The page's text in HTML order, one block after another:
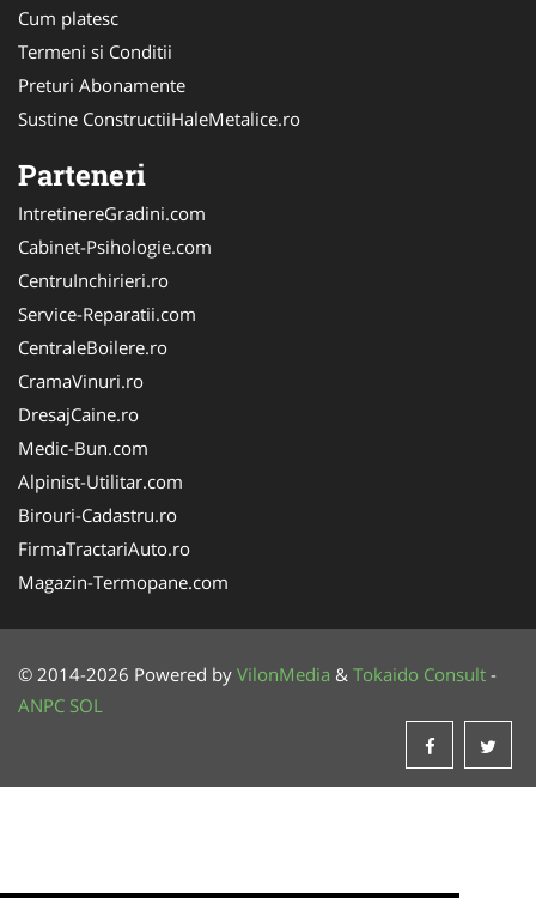
Cum platesc
Termeni si Conditii
Preturi Abonamente
Sustine ConstructiiHaleMetalice.ro
Parteneri
IntretinereGradini.com
Cabinet-Psihologie.com
CentruInchirieri.ro
Service-Reparatii.com
CentraleBoilere.ro
CramaVinuri.ro
DresajCaine.ro
Medic-Bun.com
Alpinist-Utilitar.com
Birouri-Cadastru.ro
FirmaTractariAuto.ro
Magazin-Termopane.com
© 2014-2026 Powered by VilonMedia & Tokaido Consult -
ANPC SOL